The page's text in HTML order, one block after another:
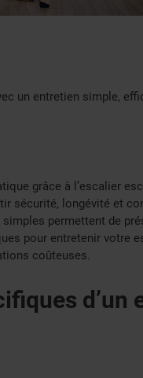
un entretien simple,
grâce à l’escalier
sécurité, longévité et
permettent de
pour entretenir votre
coûteuses.
d’un